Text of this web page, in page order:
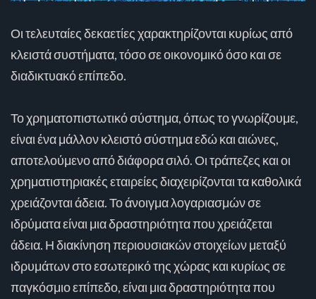
Οι τελευταίες δεκαετίες χαρακτηρίζονται κυρίως από
κλειστά συστήματα, τόσο σε οικονομικό όσο και σε
διαδικτυακό επίπεδο.
Το χρηματοπιστωτικό σύστημα, όπως το γνωρίζουμε,
είναι ένα μάλλον κλειστό σύστημα εδώ και αιώνες,
αποτελούμενο από διάφορα σιλό. Οι τράπεζες και οι
χρηματιστηριακές εταιρείες διαχειρίζονται τα καθολικά
χρειάζονται άδεια. Το άνοιγμα λογαριασμών σε
ιδρύματα είναι μια δραστηριότητα που χρειάζεται
άδεια. Η διακίνηση περιουσιακών στοιχείων μεταξύ
ιδρυμάτων στο εσωτερικό της χώρας και κυρίως σε
παγκόσμιο επίπεδο, είναι μια δραστηριότητα που